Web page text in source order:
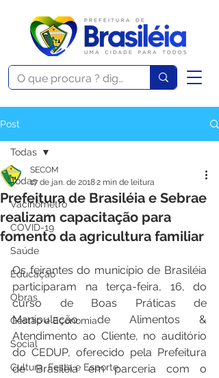
Post
Todas
Vacinômetro
COVID-19
Saúde
Educação
Obras
Gestão e Economia
Social
Cultura, Festa e Esporte
Todas
Prefeitura de Brasiléia e Sebrae
realizam capacitação para
fomento da agricultura familiar
SECOM
17 de jan. de 20182 min de leitura
Os feirantes do município de Brasiléia
participaram na terça-feira, 16, do
curso de Boas Práticas de
Manipulação de Alimentos &
Atendimento ao Cliente, no auditório
do CEDUP, oferecido pela Prefeitura
de Brasiléia em parceria com o